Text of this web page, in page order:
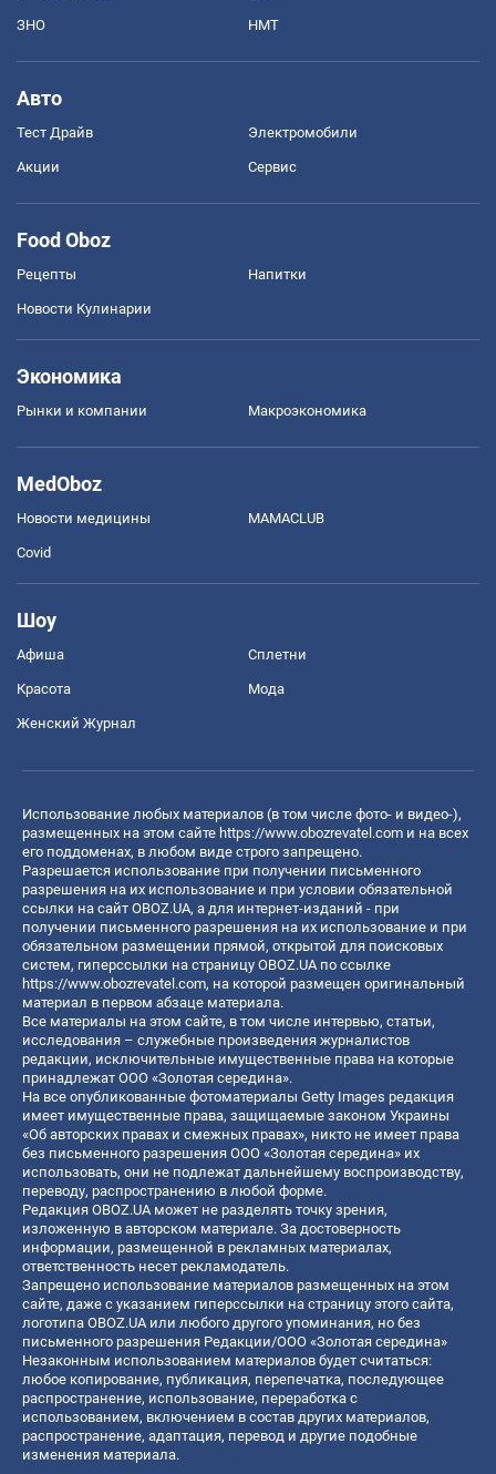
ЗНО НМТ
Авто
Тест Драйв Электромобили
Акции Сервис
Food Oboz
Рецепты Напитки
Новости Кулинарии
Экономика
Рынки и компании Mакроэкономика
MedOboz
Новости медицины MAMACLUB
Covid
Шоу
Афиша Сплетни
Красота Мода
Женский Журнал
Использование любых материалов (в том числе фото- и видео-),
размещенных на этом сайте https://www.obozrevatel.com и на всех
его поддоменах, в любом виде строго запрещено.
Разрешается использование при получении письменного
разрешения на их использование и при условии обязательной
ссылки на сайт OBOZ.UA, а для интернет-изданий - при
получении письменного разрешения на их использование и при
обязательном размещении прямой, открытой для поисковых
систем, гиперссылки на страницу OBOZ.UA по ссылке
https://www.obozrevatel.com, на которой размещен оригинальный
материал в первом абзаце материала.
Все материалы на этом сайте, в том числе интервью, статьи,
исследования – служебные произведения журналистов
редакции, исключительные имущественные права на которые
принадлежат ООО «Золотая середина».
На все опубликованные фотоматериалы Getty Images редакция
имеет имущественные права, защищаемые законом Украины
«Об авторских правах и смежных правах», никто не имеет права
без письменного разрешения ООО «Золотая середина» их
использовать, они не подлежат дальнейшему воспроизводству,
переводу, распространению в любой форме.
Редакция OBOZ.UA может не разделять точку зрения,
изложенную в авторском материале. За достоверность
информации, размещенной в рекламных материалах,
ответственность несет рекламодатель.
Запрещено использование материалов размещенных на этом
сайте, даже с указанием гиперссылки на страницу этого сайта,
логотипа OBOZ.UA или любого другого упоминания, но без
письменного разрешения Редакции/ООО «Золотая середина»
Незаконным использованием материалов будет считаться:
любое копирование, публикация, перепечатка, последующее
распространение, использование, переработка с
использованием, включением в состав других материалов,
распространение, адаптация, перевод и другие подобные
изменения материала.